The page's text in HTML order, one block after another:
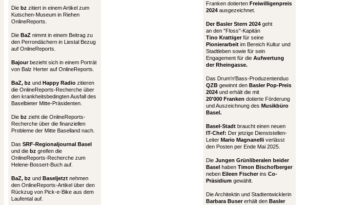
Die bz zitiert in einem Artikel zum
Kutschen-Museum in Riehen
OnlineReports.
Die BaZ nimmt in einem Beitrag zu
den Perrondächern in Liestal Bezug
auf OnlineReports.
Bajourbezieht sich in einem Porträt
von Balz Herter auf OnlineReports.
BaZ, bz und Happy Radio zitieren
die OnlineReports-Recherche über
den krankheitsbedingten Ausfall des
Baselbieter Mitte-Präsidenten.
Die bz zieht die OnlineReports-
Recherche über die finanziellen
Probleme der Mitte Baselland nach.
Das SRF-Regionaljournal Basel
und die bz greifen die
OnlineReports-Recherche zum
Helene-Bossert-Buch auf.
BaZ, bz und Baseljetzt nehmen
den OnlineReports-Artikel über den
Rückzug von Pick-e-Bike aus dem
Laufental auf.
Franken dotierten Freiwilligenpreis
2024 ausgezeichnet.
Der Basler Stern 2024 geht
an den "Floss"-Kapitän
Tino Krattigerfür seine
Pionierarbeit im Bereich Kultur und
Stadtleben sowie für sein
Engagement für die Aufwertung
der Rheingasse.
Das Drum'n'Bass-Produzentenduo
QZB gewinnt den Basler Pop-Preis
2024 und erhält die mit
20'000 Franken dotierte Förderung
und Auszeichnung des Musikbüro
Basel.
Basel-Stadt braucht einen neuen
IT-Chef: Der jetzige Dienststellen-
Leiter Mario Magnanelli verlässt
den Posten per Ende Mai 2025.
Die Jungen Grünliberalen beider
Basel haben Timon Bischofberger
neben Eileen Fischerins Co-
Präsidium gewählt.
Die Architektin und Stadtentwicklerin
Barbara Busererhält den Basler